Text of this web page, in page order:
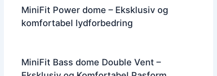
MiniFit Power dome – Eksklusiv og
komfortabel lydforbedring
MiniFit Bass dome Double Vent –